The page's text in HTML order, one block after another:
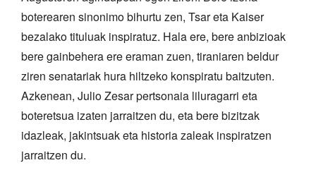
boterearen sinonimo bihurtu zen, Tsar eta Kaiser
bezalako tituluak inspiratuz. Hala ere, bere anbizioak
bere gainbehera ere eraman zuen, tiraniaren beldur
ziren senatariak hura hiltzeko konspiratu baitzuten.
Azkenean, Julio Zesar pertsonaia liluragarri eta
boteretsua izaten jarraitzen du, eta bere bizitzak
idazleak, jakintsuak eta historia zaleak inspiratzen
jarraitzen du.